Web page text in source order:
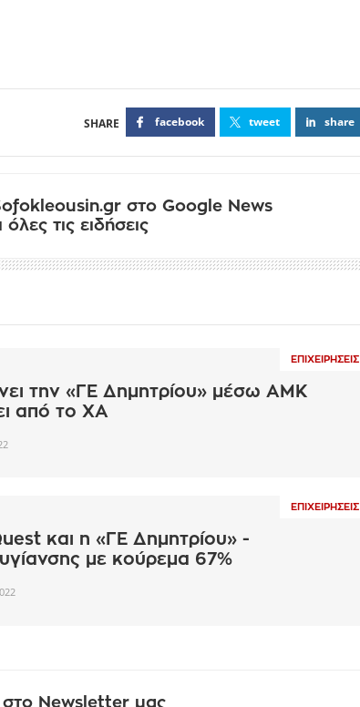
facebook tweet share
στο Google News
τις ειδήσεις
ΕΠΙΧΕΙΡΉΣΕΙΣ
την «ΓΕ Δημητρίου» μέσω ΑΜΚ
από το ΧΑ
ΕΠΙΧΕΙΡΉΣΕΙΣ
και η «ΓΕ Δημητρίου» -
με κούρεμα 67%
στο Newsletter μας